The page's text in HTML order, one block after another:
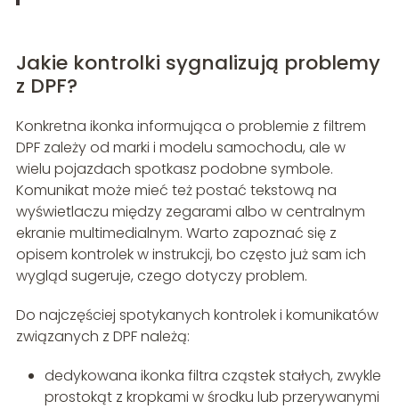
Jakie kontrolki sygnalizują problemy
z DPF?
Konkretna ikonka informująca o problemie z filtrem
DPF zależy od marki i modelu samochodu, ale w
wielu pojazdach spotkasz podobne symbole.
Komunikat może mieć też postać tekstową na
wyświetlaczu między zegarami albo w centralnym
ekranie multimedialnym. Warto zapoznać się z
opisem kontrolek w instrukcji, bo często już sam ich
wygląd sugeruje, czego dotyczy problem.
Do najczęściej spotykanych kontrolek i komunikatów
związanych z DPF należą:
dedykowana ikonka filtra cząstek stałych, zwykle
prostokąt z kropkami w środku lub przerywanymi